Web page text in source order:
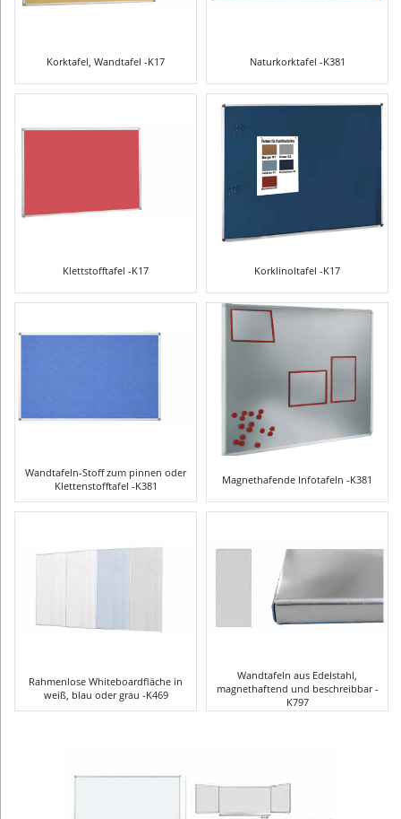
Korktafel, Wandtafel -K17 Naturkorktafel -K381
Klettstofftafel -K17 Korklinoltafel -K17
Wandtafeln-Stoff zum pinnen oder
Klettenstofftafel -K381
Magnethafende Infotafeln -K381
Rahmenlose Whiteboardfläche in
weiß, blau oder grau -K469
Wandtafeln aus Edelstahl,
magnethaftend und beschreibbar -
K797